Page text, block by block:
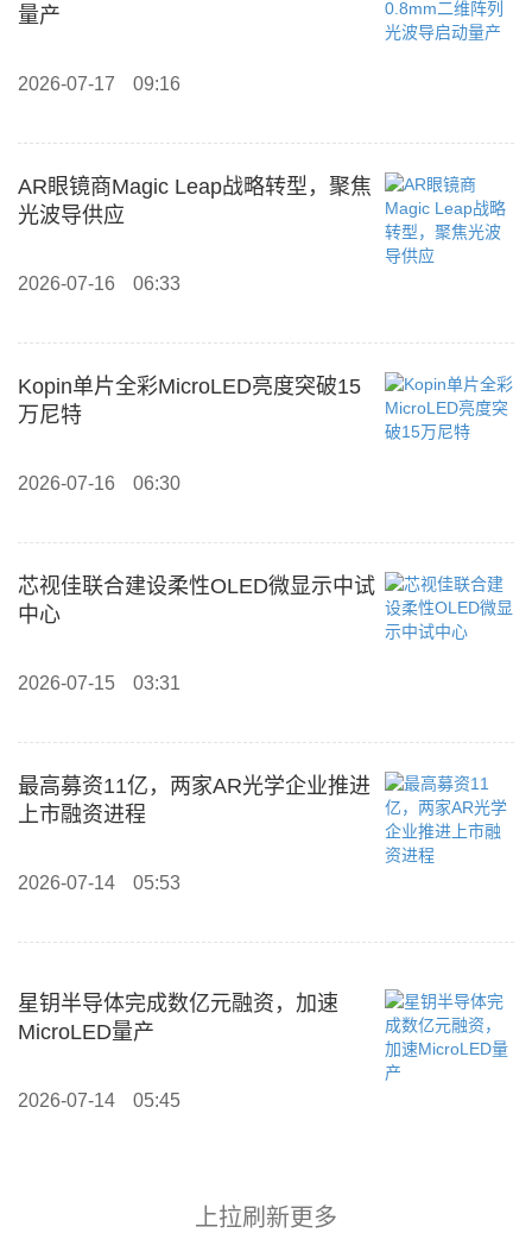
量产
2026-07-17 09:16
AR眼镜商Magic Leap战略转型，聚焦
光波导供应
2026-07-16 06:33
Kopin单片全彩MicroLED亮度突破15
万尼特
2026-07-16 06:30
芯视佳联合建设柔性OLED微显示中试
中心
2026-07-15 03:31
最高募资11亿，两家AR光学企业推进
上市融资进程
2026-07-14 05:53
星钥半导体完成数亿元融资，加速
MicroLED量产
2026-07-14 05:45
上拉刷新更多